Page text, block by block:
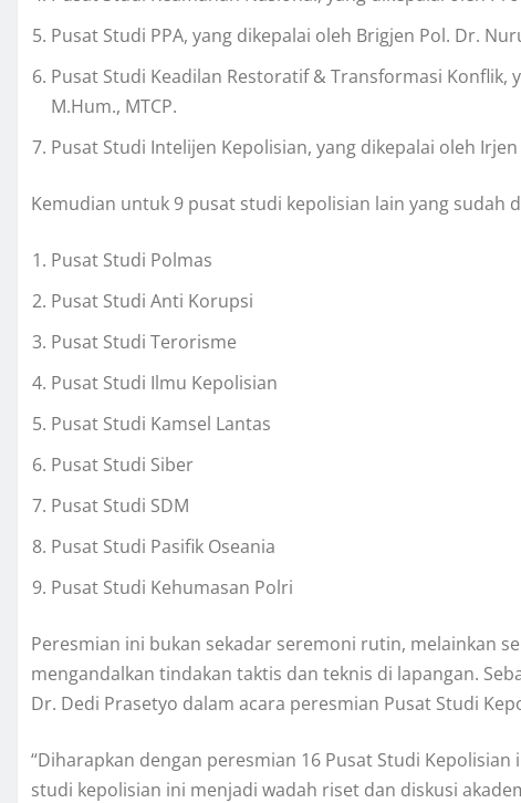
Pusat Studi PPA, yang dikepalai oleh Brigjen Pol. Dr.
Pusat Studi Keadilan Restoratif & Transformasi Konflik,
M.Hum., MTCP.
Pusat Studi Intelijen Kepolisian, yang dikepalai oleh Irjen
Kemudian untuk 9 pusat studi kepolisian lain yang sudah
Pusat Studi Polmas
Pusat Studi Anti Korupsi
Pusat Studi Terorisme
Pusat Studi Ilmu Kepolisian
Pusat Studi Kamsel Lantas
Pusat Studi Siber
Pusat Studi SDM
Pusat Studi Pasifik Oseania
Pusat Studi Kehumasan Polri
Peresmian ini bukan sekadar seremoni rutin, melainkan
mengandalkan tindakan taktis dan teknis di lapangan.
Dr. Dedi Prasetyo dalam acara peresmian Pusat Studi
“Diharapkan dengan peresmian 16 Pusat Studi
studi kepolisian ini menjadi wadah riset dan diskusi